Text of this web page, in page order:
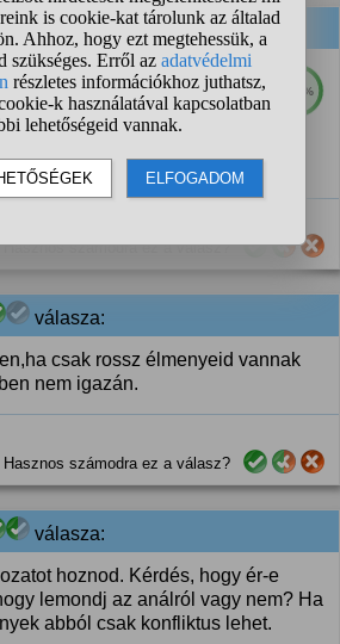
válasza:
100%
fontos, hogy legyen,
a side nem megy
játékkal izgasson análisan,
Vagy nem engedi, hogy hébe-hóba
Hasznos számodra ez a válasz?
válasza:
csak rossz élmenyeid vannak
nem igazán.
Hasznos számodra ez a válasz?
válasza:
hoznod. Kérdés, hogy ér-e
lemondj az análról vagy nem? Ha
abból csak konfliktus lehet.